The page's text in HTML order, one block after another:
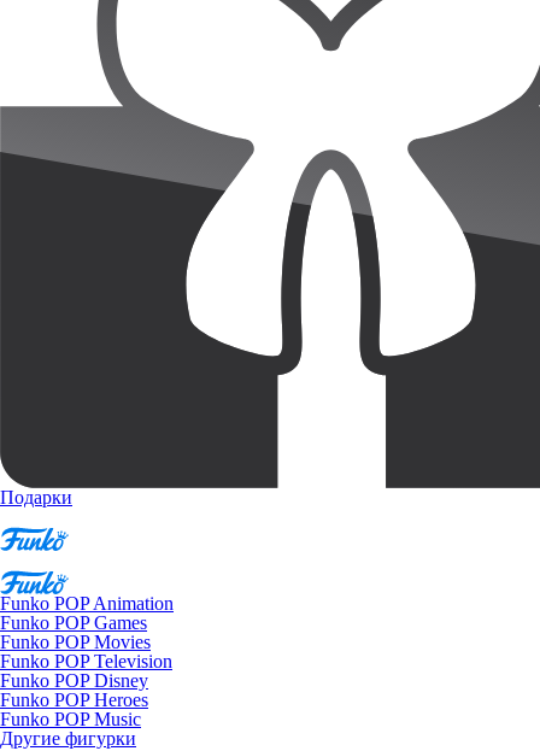
Подарки
Funko POP Animation
Funko POP Games
Funko POP Movies
Funko POP Television
Funko POP Disney
Funko POP Heroes
Funko POP Music
Другие фигурки